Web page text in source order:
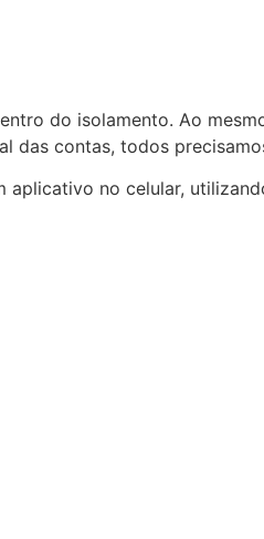
do isolamento. Ao
das contas, todos
aplicativo no celular,